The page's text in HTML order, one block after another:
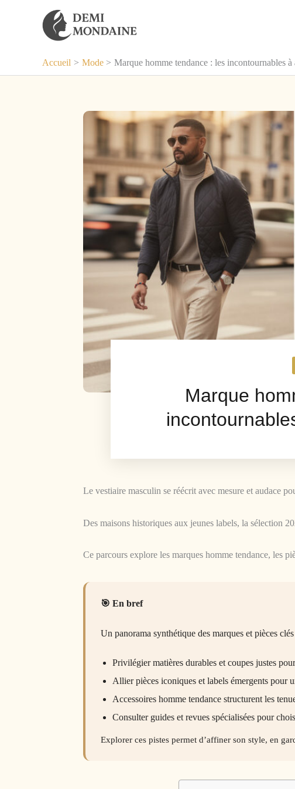
Accueil Mode Marque homme tendance : les incontournables
Marque
Le vestiaire masculin se réécrit avec mesure et audace
Des maisons historiques aux jeunes labels, la sélection
Ce parcours explore les marques homme tendance, les
En bref
Un panorama synthétique des marques et pièces
Privilégier matières durables et coupes justes
Allier pièces iconiques et labels émergents pour
Accessoires homme tendance structurent les
Consulter guides et revues spécialisées pour
Explorer ces pistes permet d’affiner son style, en